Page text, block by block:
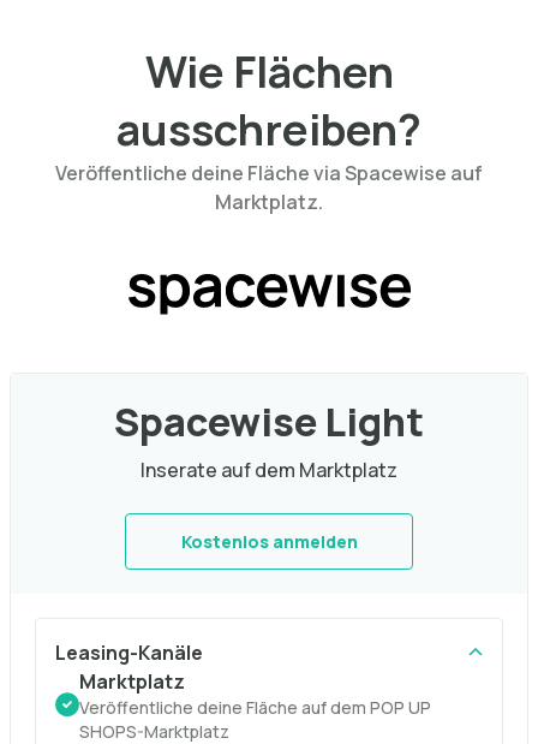
Wie Flächen
ausschreiben?
Veröffentliche deine Fläche via Spacewise auf
Marktplatz.
Spacewise Light
Inserate auf dem Marktplatz
Kostenlos anmelden
Leasing-Kanäle
Marktplatz
Veröffentliche deine Fläche auf dem POP UP
SHOPS-Marktplatz